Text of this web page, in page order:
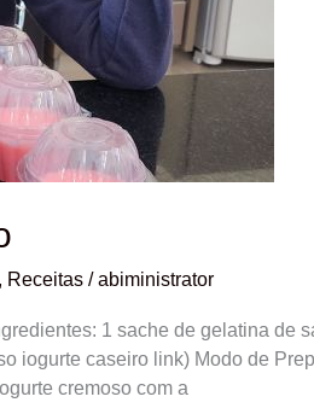
Receitas/abiministrator
1 sache de gelatina de
iogurte caseiro link) Modo de
cremoso com a